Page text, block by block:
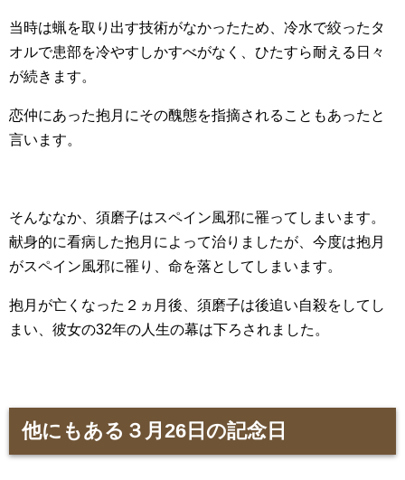
当時は蝋を取り出す技術がなかったため、冷水で絞ったタ
オルで患部を冷やすしかすべがなく、ひたすら耐える日々
が続きます。
恋仲にあった抱月にその醜態を指摘されることもあったと
言います。
そんななか、須磨子はスペイン風邪に罹ってしまいます。
献身的に看病した抱月によって治りましたが、今度は抱月
がスペイン風邪に罹り、命を落としてしまいます。
抱月が亡くなった２ヵ月後、須磨子は後追い自殺をしてし
まい、彼女の32年の人生の幕は下ろされました。
他にもある３月26日の記念日